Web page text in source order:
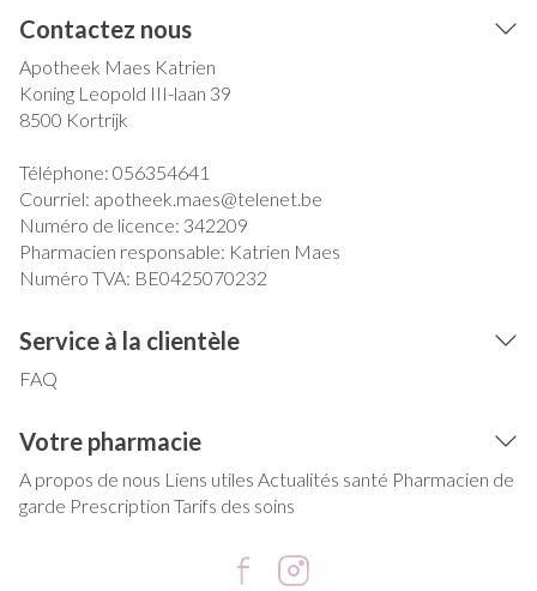
Contactez nous
Apotheek Maes Katrien
Koning Leopold III-laan 39
8500 Kortrijk
Téléphone: 056354641
Courriel: apotheek.maes@telenet.be
Numéro de licence: 342209
Pharmacien responsable: Katrien Maes
Numéro TVA: BE0425070232
Service à la clientèle
FAQ
Votre pharmacie
A propos de nous Liens utiles Actualités santé Pharmacien de
garde Prescription Tarifs des soins